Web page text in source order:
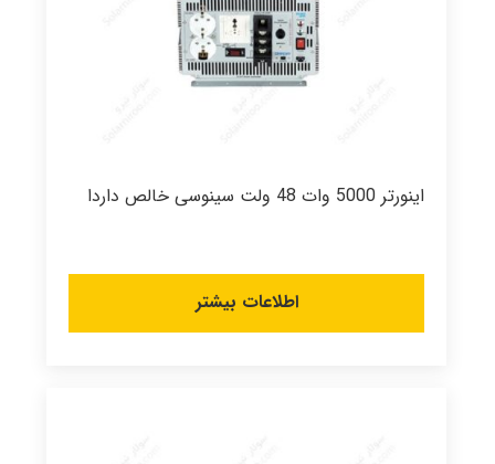
اینورتر 5000 وات 48 ولت سینوسی خالص داردا
اطلاعات بیشتر